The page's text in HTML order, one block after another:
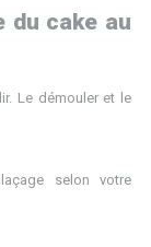
du cake au
Le démouler et le
selon votre